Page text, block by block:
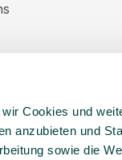
Cookies und
anzubieten und
sowie die